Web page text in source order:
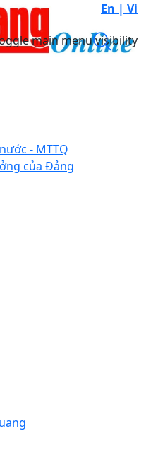
En | Vi
main menu visibility
- MTTQ
của Đảng